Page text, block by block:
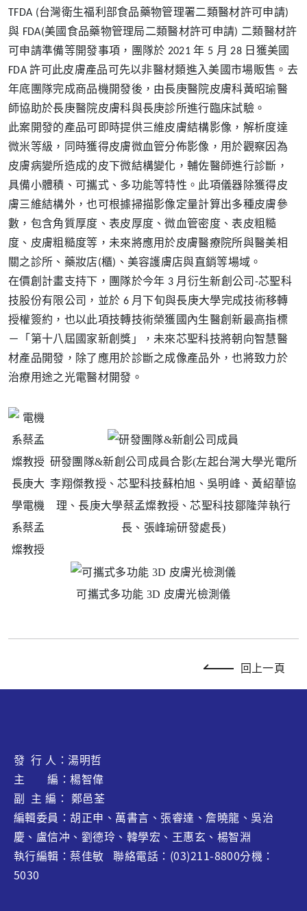
TFDA (台灣衛生福利部食品藥物管理署二類醫材許可申請)
與 FDA(美國食品藥物管理局二類醫材許可申請) 二類醫材許
可申請準備等開發事項，團隊於 2021 年 5 月 28 日獲美國
FDA 許可此皮膚產品可先以非醫材類進入美國市場販售。去
年底團隊完成商品機開發後，由長庚醫院皮膚科黃昭瑜醫
師協助於長庚醫院皮膚科與長庚診所進行臨床試驗。
此案開發的產品可即時提供三維皮膚結構影像，解析度達
微米等級，同時獲得皮膚微血管分佈影像，用於觀察因為
皮膚病變所造成的皮下微結構變化，輔佐醫師進行診斷，
具備小體積、可攜式、多功能等特性。此項儀器除獲得皮
膚三維結構外，也可根據掃描影像定量計算出多種皮膚參
數，包含角質厚度、表皮厚度、微血管密度、表皮粗糙
度、皮膚粗糙度等，未來將應用於皮膚醫療院所與醫美相
關之診所、藥妝店(櫃)、美容護膚店與直銷等場域。
在價創計畫支持下，團隊於今年 3 月衍生新創公司-芯聖科
技股份有限公司，並於 6 月下旬與長庚大學完成技術移轉
授權簽約，也以此項技轉技術榮獲國內生醫創新最高指標
－「第十八屆國家新創獎」，未來芯聖科技將朝向智慧醫
材產品開發，除了應用於診斷之成像產品外，也將致力於
治療用途之光電醫材開發。
長庚大
學電機
系蔡孟
燦教授
研發團隊&新創公司成員合影(左起台灣大學光電所
李翔傑教授、芯聖科技蘇柏旭、吳明峰、黃紹華協
理、長庚大學蔡孟燦教授、芯聖科技鄒隆萍執行
長、張峰瑜研發處長)
可攜式多功能 3D 皮膚光檢測儀
回上一頁
發 行 人：湯明哲
主 編：楊智偉
副 主 編： 鄭邑荃
編輯委員：胡正申、萬書言、張睿達、詹曉龍 、吳治
慶、盧信冲、劉德玲、韓學宏、王惠玄、 楊智淵
執行編輯：蔡佳敏 聯絡電話：(03)211-8800分機：
5030